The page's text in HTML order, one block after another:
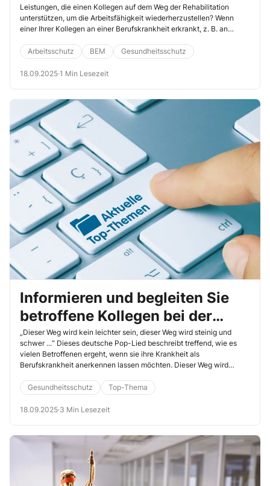
Leistungen, die einen Kollegen auf dem Weg der Rehabilitation
unterstützen, um die Arbeitsfähigkeit wiederherzustellen? Wenn
einer Ihrer Kollegen an einer Berufskrankheit erkrankt, z. B. an
sondern auch vor beruflichen Herausforderungen. Gerade in solchen
Fällen ist das BEM zentrales Instrument, um den Arbeitsplatz
langfristig zu sichern. Bei einer Berufskrankheit kommen dann alle
Arbeitsschutz BEM Gesundheitsschutz
18.09.2025·1 Min Lesezeit
Informieren und begleiten Sie
betroffene Kollegen bei der
Anerkennung einer
Berufskrankheit
„Dieser Weg wird kein leichter sein, dieser Weg wird steinig und
schwer ...“ Dieses deutsche Pop-Lied beschreibt treffend, wie es
vielen Betroffenen ergeht, wenn sie ihre Krankheit als
Berufskrankheit anerkennen lassen möchten. Dieser Weg wird
durch Sie als Betriebsrat begleitet werden und Unterstützung
erfahren. Das Berufskrankheitenverfahren ist komplex und allein
lässt es sich kaum bewältigen. Erfahren Sie, wie Sie und Ihr
Gesundheitsschutz Top-Thema
18.09.2025·3 Min Lesezeit